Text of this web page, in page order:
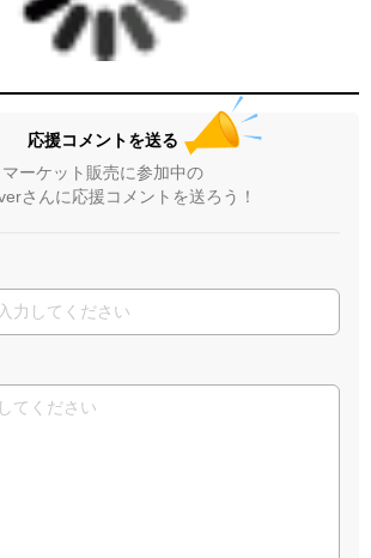
応援コメントを送る
マーケット販売に参加中の
さんに応援コメントを送ろう！